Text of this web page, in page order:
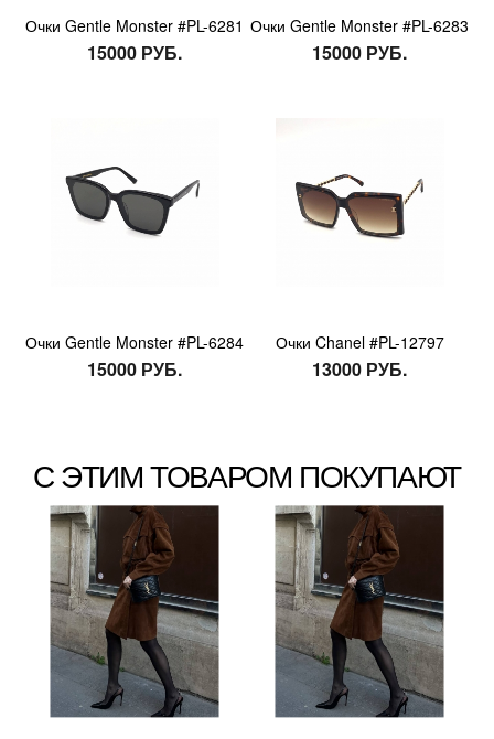
Очки Gentle Monster #PL-6281
15000 РУБ.
Очки Gentle Monster #PL-6283
15000 РУБ.
Очки Gentle Monster #PL-6284
15000 РУБ.
Очки Chanel #PL-12797
13000 РУБ.
С ЭТИМ ТОВАРОМ ПОКУПАЮТ